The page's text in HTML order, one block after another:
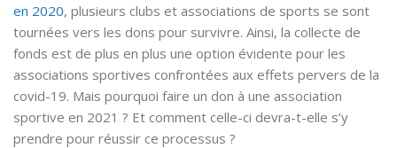
en 2020, plusieurs clubs et associations de sports se sont
tournées vers les dons pour survivre. Ainsi, la collecte de
fonds est de plus en plus une option évidente pour les
associations sportives confrontées aux effets pervers de la
covid-19. Mais pourquoi faire un don à une association
sportive en 2021 ? Et comment celle-ci devra-t-elle s’y
prendre pour réussir ce processus ?